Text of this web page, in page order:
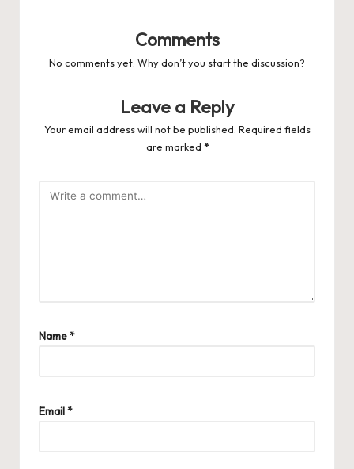
Comments
No comments yet. Why don’t you start the discussion?
Leave a Reply
Your email address will not be published. Required fields
are marked *
Name*
Email*